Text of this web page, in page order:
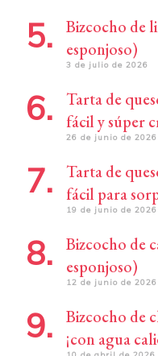
Bizcocho de
esponjoso)
3 de julio de 2026
Tarta de
fácil y súper
26 de junio de 2026
Tarta de
fácil para
19 de junio de 2026
Bizcocho de
esponjoso)
12 de junio de 2026
Bizcocho de
¡con agua